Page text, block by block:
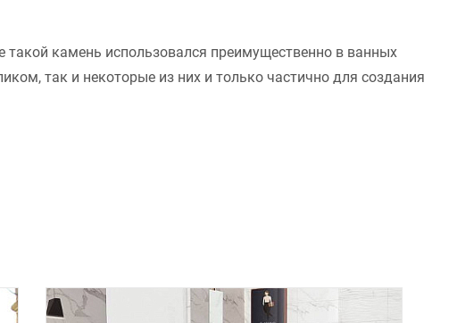
камень использовался преимущественно в ванных
так и некоторые из них и только частично для создания